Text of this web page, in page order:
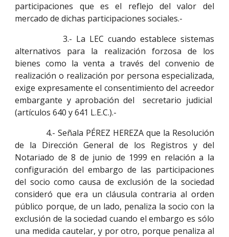
participaciones que es el reflejo del valor del
mercado de dichas participaciones sociales.-
3.- La LEC cuando establece sistemas
alternativos para la realización forzosa de los
bienes como la venta a través del convenio de
realización o realización por persona especializada,
exige expresamente el consentimiento del acreedor
embargante y aprobación del secretario judicial
(artículos 640 y 641 L.E.C.).-
4.- Señala PÉREZ HEREZA que la Resolución
de la Dirección General de los Registros y del
Notariado de 8 de junio de 1999 en relación a la
configuración del embargo de las participaciones
del socio como causa de exclusión de la sociedad
consideró que era un cláusula contraria al orden
público porque, de un lado, penaliza la socio con la
exclusión de la sociedad cuando el embargo es sólo
una medida cautelar, y por otro, porque penaliza al